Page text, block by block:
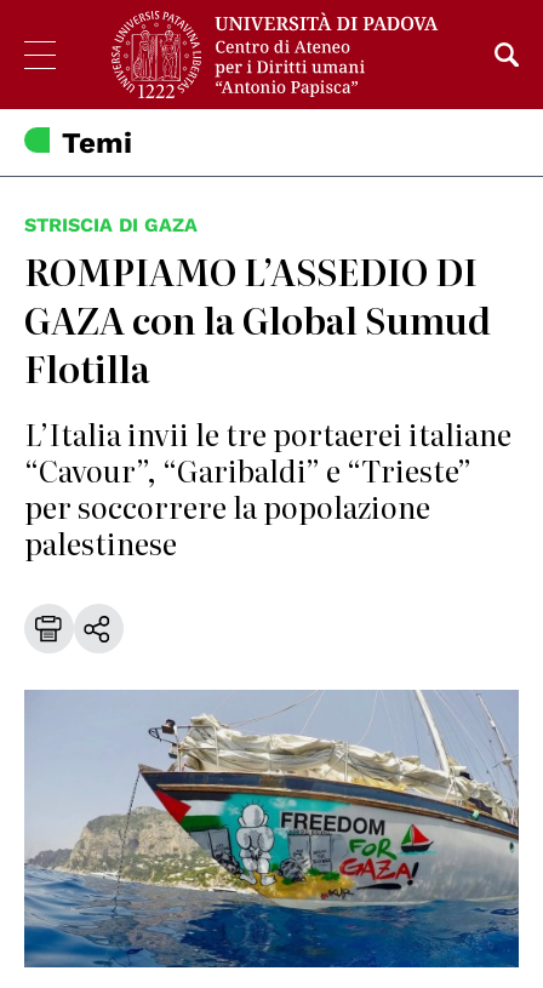
Temi
STRISCIA DI GAZA
ROMPIAMO L’ASSEDIO DI
GAZA con la Global Sumud
Flotilla
L’Italia invii le tre portaerei italiane
“Cavour”, “Garibaldi” e “Trieste”
per soccorrere la popolazione
palestinese